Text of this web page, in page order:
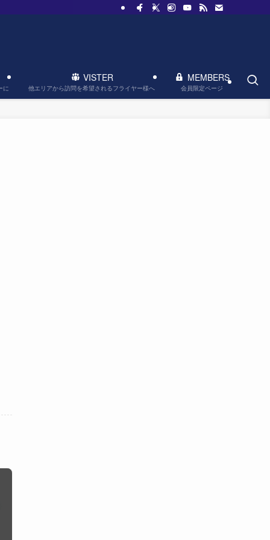
に
VISTER
他エリアから訪問を希望されるフライヤー様へ
MEMBERS
会員限定ページ